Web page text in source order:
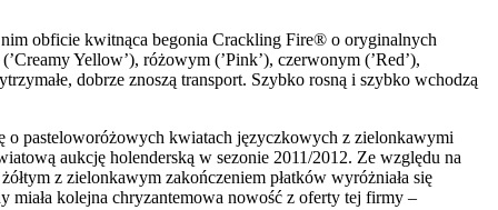
obficie kwitnąca begonia Crackling Fire® o oryginalnych
Yellow’), różowym (’Pink’), czerwonym (’Red’),
dobrze znoszą transport. Szybko rosną i szybko wchodzą
o pasteloworóżowych kwiatach języczkowych z zielonkawymi
aukcję holenderską w sezonie 2011/2012. Ze względu na
z zielonkawym zakończeniem płatków wyróżniała się
miała kolejna chryzantemowa nowość z oferty tej firmy –